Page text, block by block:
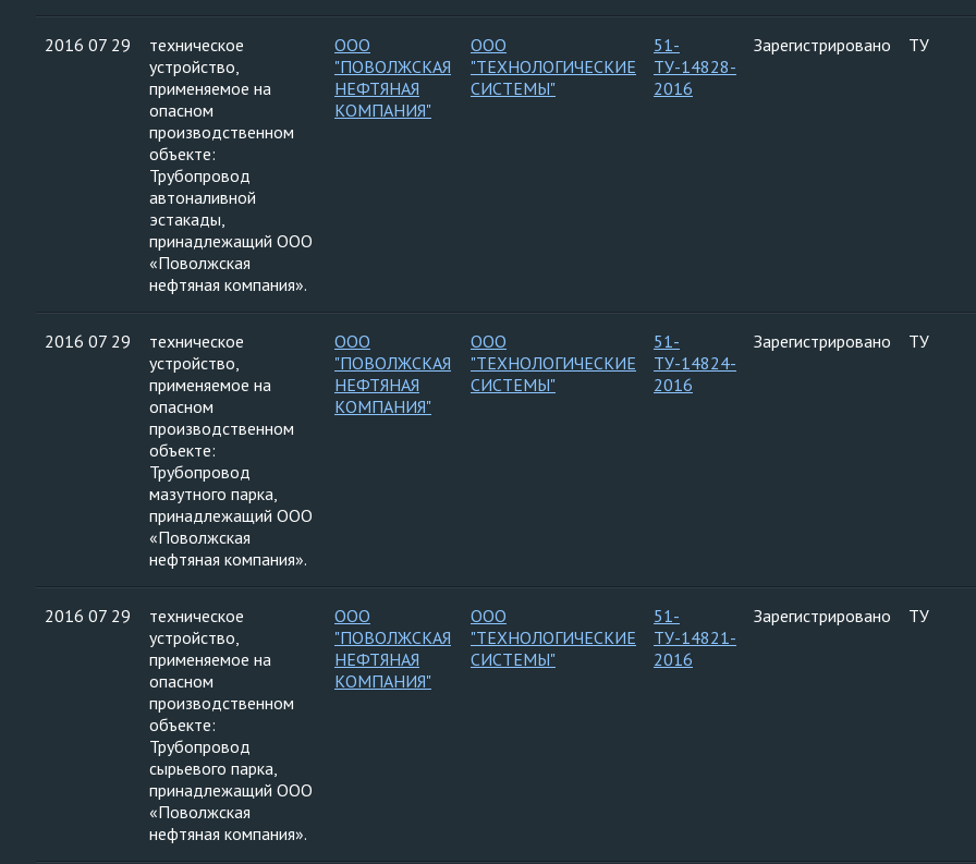
2016 07 29
техническое
устройство,
применяемое на
опасном
производственном
объекте:
Трубопровод
автоналивной
эстакады,
принадлежащий ООО
«Поволжская
нефтяная компания».
ООО
"ПОВОЛЖСКАЯ
НЕФТЯНАЯ
КОМПАНИЯ"
ООО
"ТЕХНОЛОГИЧЕСКИЕ
СИСТЕМЫ"
51-
ТУ-14828-
2016
Зарегистрировано ТУ
2016 07 29
техническое
устройство,
применяемое на
опасном
производственном
объекте:
Трубопровод
мазутного парка,
принадлежащий ООО
«Поволжская
нефтяная компания».
ООО
"ПОВОЛЖСКАЯ
НЕФТЯНАЯ
КОМПАНИЯ"
ООО
"ТЕХНОЛОГИЧЕСКИЕ
СИСТЕМЫ"
51-
ТУ-14824-
2016
Зарегистрировано ТУ
2016 07 29
техническое
устройство,
применяемое на
опасном
производственном
объекте:
Трубопровод
сырьевого парка,
принадлежащий ООО
«Поволжская
нефтяная компания».
ООО
"ПОВОЛЖСКАЯ
НЕФТЯНАЯ
КОМПАНИЯ"
ООО
"ТЕХНОЛОГИЧЕСКИЕ
СИСТЕМЫ"
51-
ТУ-14821-
2016
Зарегистрировано ТУ